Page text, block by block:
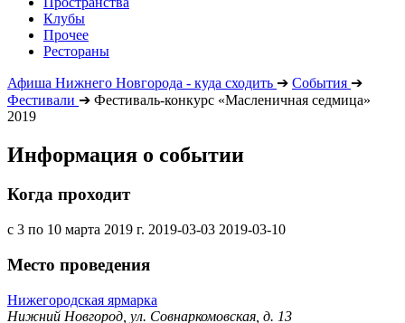
Клубы
Прочее
Рестораны
Афиша Нижнего Новгорода - куда сходить ➔ События ➔
Фестивали ➔ Фестиваль-конкурс «Масленичная седмица»
2019
Информация о событии
Когда проходит
с 3 по 10 марта 2019 г. 2019-03-03 2019-03-10
Место проведения
Нижегородская ярмарка
Нижний Новгород, ул. Совнаркомовская, д. 13